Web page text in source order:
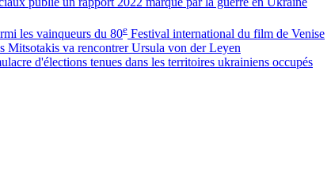
les vainqueurs du 80e Festival international du film de Venise
Mitsotakis va rencontrer Ursula von der Leyen
d'élections tenues dans les territoires ukrainiens occupés